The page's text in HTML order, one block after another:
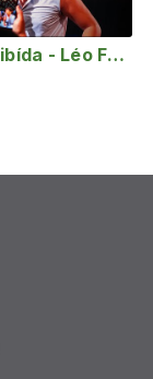
Cópia Proibída - Léo Foguete (Obrigado Deus - Ao Vivo)